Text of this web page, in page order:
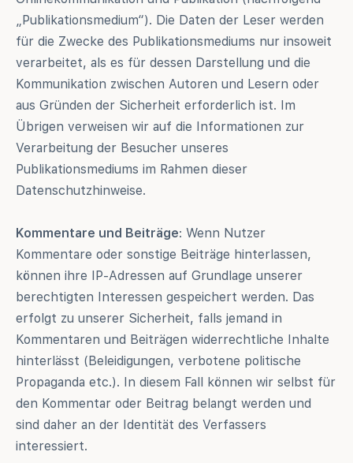
„Publikationsmedium“). Die Daten der Leser werden
für die Zwecke des Publikationsmediums nur insoweit
verarbeitet, als es für dessen Darstellung und die
Kommunikation zwischen Autoren und Lesern oder
aus Gründen der Sicherheit erforderlich ist. Im
Übrigen verweisen wir auf die Informationen zur
Verarbeitung der Besucher unseres
Publikationsmediums im Rahmen dieser
Datenschutzhinweise.
Kommentare und Beiträge: Wenn Nutzer
Kommentare oder sonstige Beiträge hinterlassen,
können ihre IP-Adressen auf Grundlage unserer
berechtigten Interessen gespeichert werden. Das
erfolgt zu unserer Sicherheit, falls jemand in
Kommentaren und Beiträgen widerrechtliche Inhalte
hinterlässt (Beleidigungen, verbotene politische
Propaganda etc.). In diesem Fall können wir selbst für
den Kommentar oder Beitrag belangt werden und
sind daher an der Identität des Verfassers
interessiert.